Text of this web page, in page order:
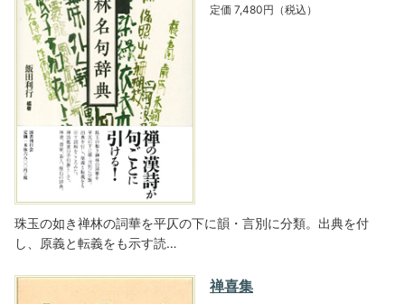
定価 7,480円（税込）
珠玉の如き禅林の詞華を平仄の下に韻・言別に分類。出典を付
し、原義と転義をも示す読…
禅喜集